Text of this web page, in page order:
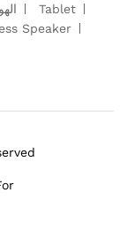
Tablet
Speaker